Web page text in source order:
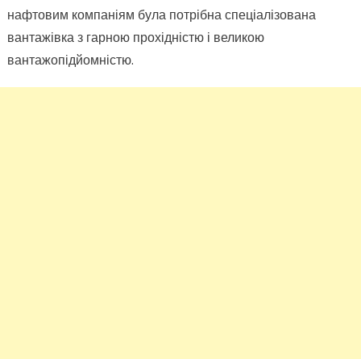
нафтовим компаніям була потрібна спеціалізована
вантажівка з гарною прохідністю і великою
вантажопідйомністю.